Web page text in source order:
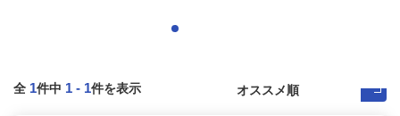
全 1件中 1 - 1件を表示